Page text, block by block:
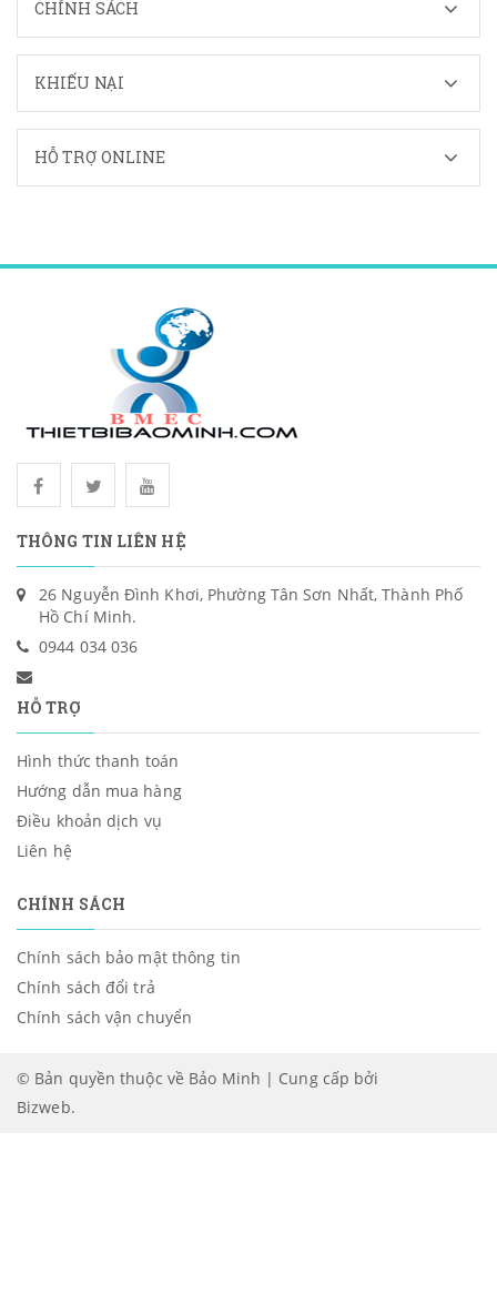
CHÍNH SÁCH
KHIẾU NẠI
HỖ TRỢ ONLINE
THÔNG TIN LIÊN HỆ
26 Nguyễn Đình Khơi, Phường Tân Sơn Nhất, Thành Phố
Hồ Chí Minh.
0944 034 036
HỖ TRỢ
Hình thức thanh toán
Hướng dẫn mua hàng
Điều khoản dịch vụ
Liên hệ
CHÍNH SÁCH
Chính sách bảo mật thông tin
Chính sách đổi trả
Chính sách vận chuyển
© Bản quyền thuộc về Bảo Minh | Cung cấp bởi
Bizweb.